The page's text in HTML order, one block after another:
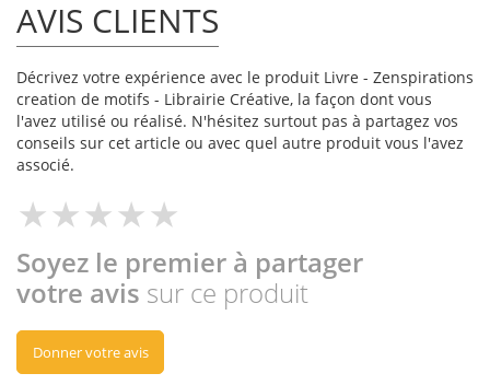
AVIS CLIENTS
Décrivez votre expérience avec le produit Livre - Zenspirations
creation de motifs - Librairie Créative, la façon dont vous
l'avez utilisé ou réalisé. N'hésitez surtout pas à partagez vos
conseils sur cet article ou avec quel autre produit vous l'avez
associé.
Soyez le premier à partager
votre avis sur ce produit
Donner votre avis